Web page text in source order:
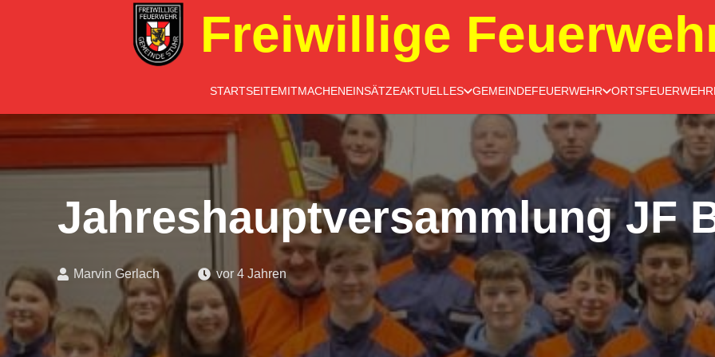
Freiwillige
STARTSEITEMITMACHENEINSÄTZEAKTUELLES GEMEINDEFEUERWEHR
Jahreshauptversammlung JF
Marvin Gerlach vor 4 Jahren